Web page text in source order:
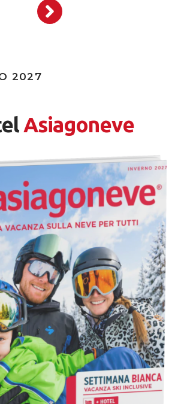
2027
Asiagoneve